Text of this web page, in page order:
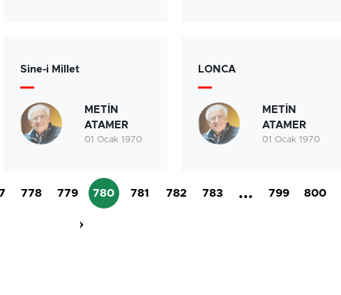
Sine-i Millet
METİN
ATAMER
01 Ocak 1970
LONCA
METİN
ATAMER
01 Ocak 1970
778 779 780 781 782 783 ... 799 800
›
tan...
En ucuz sigara 120 TL, en
pa...